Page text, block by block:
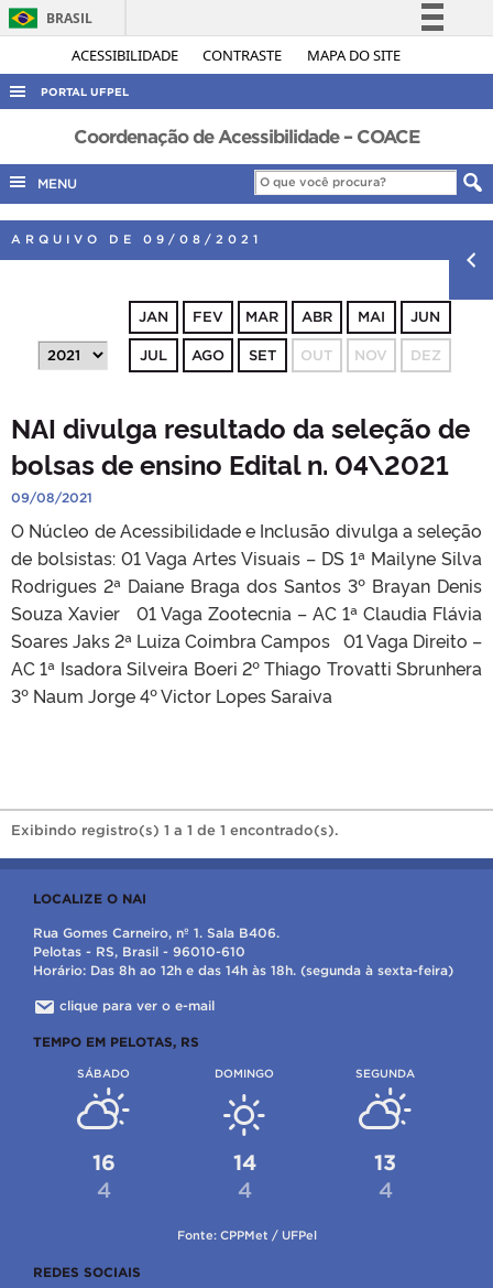
ACESSIBILIDADE CONTRASTE MAPA DO SITE
BRASIL
Simplifique!
Legislação
Canais
PORTAL UFPEL
ACESSO À INFORMAÇÃO
AUDITORIA
COBALTO
CONCURSOS
OUVIDORIA
TELEFONES
Coordenação de Acessibilidade – COACE
MENU
ARQUIVO DE 09/08/2021
JAN FEV MAR ABR MAI JUN
JUL AGO SET OUT NOV DEZ
NAI divulga resultado da seleção de
bolsas de ensino Edital n. 04\2021
09/08/2021
O Núcleo de Acessibilidade e Inclusão divulga a seleção
de bolsistas: 01 Vaga Artes Visuais – DS 1ª Mailyne Silva
Rodrigues 2ª Daiane Braga dos Santos 3º Brayan Denis
Souza Xavier 01 Vaga Zootecnia – AC 1ª Claudia Flávia
Soares Jaks 2ª Luiza Coimbra Campos 01 Vaga Direito –
AC 1ª Isadora Silveira Boeri 2º Thiago Trovatti Sbrunhera
3º Naum Jorge 4º Victor Lopes Saraiva
Exibindo registro(s) 1 a 1 de 1 encontrado(s).
LOCALIZE O NAI
Rua Gomes Carneiro, nº 1. Sala B406.
Pelotas - RS, Brasil - 96010-610
Horário: Das 8h ao 12h e das 14h às 18h. (segunda à sexta-feira)
clique para ver o e-mail
TEMPO EM PELOTAS, RS
SÁBADO
16
4
DOMINGO
14
4
SEGUNDA
13
4
Fonte: CPPMet / UFPel
REDES SOCIAIS